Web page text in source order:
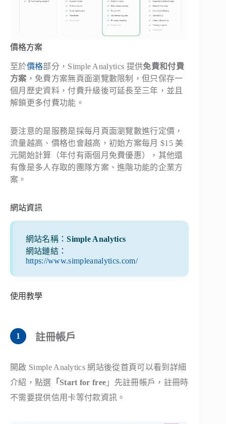
價格方案
至於價格部分，Simple Analytics 提供免費和付費
方案 ，免費方案無頁面瀏覽數限制，但只保存一
個月歷史資料，付費升級後可延長至三年，並且
解鎖更多付費功能。
要注意的是服務是採每月頁面瀏覽數進行定價，
流量越高、價格也會越高，初始方案每月 $15 美
元開始計算（年付有兩個月免費優惠），其他還
有像是多人存取的團隊方案、進階功能的企業方
案。
網站資訊
網站名稱：Simple Analytics
網站鏈結：
https://www.simpleanalytics.com/
使用教學
註冊帳戶
開啟 Simple Analytics 網站後從首頁可以看到詳細
介紹，點選 「Start for free 」先註冊帳戶，註冊時
不需要提供信用卡等付款資訊。